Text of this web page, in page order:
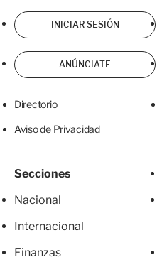
INICIAR SESIÓN
ANÚNCIATE
Directorio
Aviso de Privacidad
Secciones
Nacional
Internacional
Finanzas